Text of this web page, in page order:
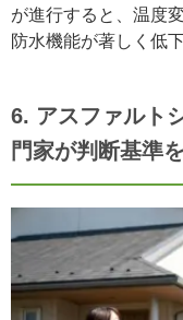
が進行すると、温度
防水機能が著しく低
6. アスファルト
門家が判断基準